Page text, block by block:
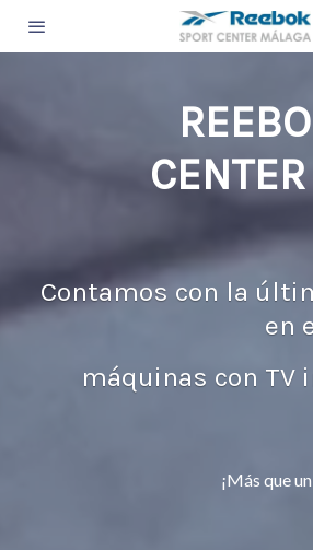
Contamos con la
en
máquinas con TV
¡Más que